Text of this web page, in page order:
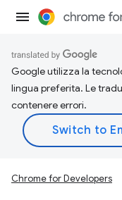
Google utilizza la
lingua preferita. Le
contenere errori.
Chrome for Developers